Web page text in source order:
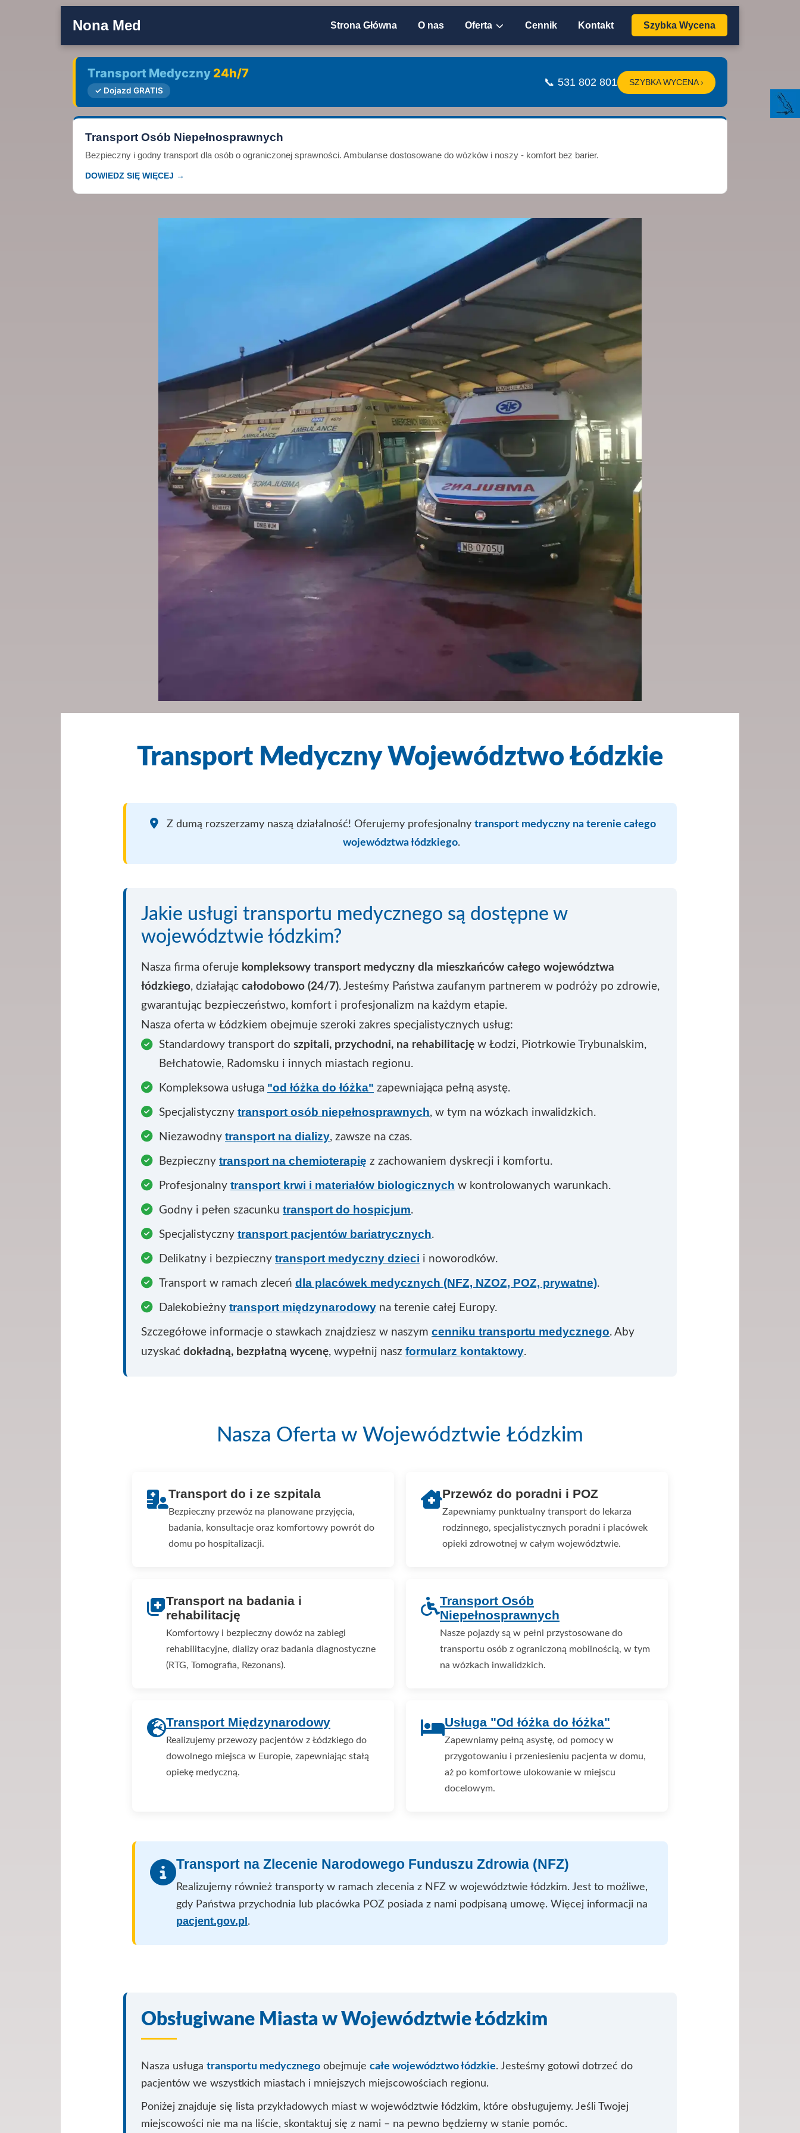
Nona Med Strona Główna O nas Oferta Cennik Kontakt Szybka Wycena
Transport Medyczny 24h/7
✓ Dojazd GRATIS
📞 531 802 801 SZYBKA WYCENA ›
Transport Osób Niepełnosprawnych
Bezpieczny i godny transport dla osób o ograniczonej sprawności. Ambulanse dostosowane do wózków i noszy - komfort bez barier.
DOWIEDZ SIĘ WIĘCEJ →
Transport Medyczny Województwo Łódzkie
Z dumą rozszerzamy naszą działalność! Oferujemy profesjonalny transport medyczny na terenie całego
województwa łódzkiego.
Jakie usługi transportu medycznego są dostępne w
województwie łódzkim?
Nasza firma oferuje kompleksowy transport medyczny dla mieszkańców całego województwa
łódzkiego, działając całodobowo (24/7). Jesteśmy Państwa zaufanym partnerem w podróży po zdrowie,
gwarantując bezpieczeństwo, komfort i profesjonalizm na każdym etapie.
Nasza oferta w Łódzkiem obejmuje szeroki zakres specjalistycznych usług:
Standardowy transport do szpitali, przychodni, na rehabilitację w Łodzi, Piotrkowie Trybunalskim,
Bełchatowie, Radomsku i innych miastach regionu.
Kompleksowa usługa "od łóżka do łóżka" zapewniająca pełną asystę.
Specjalistyczny transport osób niepełnosprawnych, w tym na wózkach inwalidzkich.
Niezawodny transport na dializy, zawsze na czas.
Bezpieczny transport na chemioterapię z zachowaniem dyskrecji i komfortu.
Profesjonalny transport krwi i materiałów biologicznych w kontrolowanych warunkach.
Godny i pełen szacunku transport do hospicjum.
Specjalistyczny transport pacjentów bariatrycznych.
Delikatny i bezpieczny transport medyczny dzieci i noworodków.
Transport w ramach zleceń dla placówek medycznych (NFZ, NZOZ, POZ, prywatne).
Dalekobieżny transport międzynarodowy na terenie całej Europy.
Szczegółowe informacje o stawkach znajdziesz w naszym cenniku transportu medycznego. Aby
uzyskać dokładną, bezpłatną wycenę, wypełnij nasz formularz kontaktowy.
Nasza Oferta w Województwie Łódzkim
Transport do i ze szpitala
Bezpieczny przewóz na planowane przyjęcia,
badania, konsultacje oraz komfortowy powrót do
domu po hospitalizacji.
Przewóz do poradni i POZ
Zapewniamy punktualny transport do lekarza
rodzinnego, specjalistycznych poradni i placówek
opieki zdrowotnej w całym województwie.
Transport na badania i
rehabilitację
Komfortowy i bezpieczny dowóz na zabiegi
rehabilitacyjne, dializy oraz badania diagnostyczne
(RTG, Tomografia, Rezonans).
Transport Osób
Niepełnosprawnych
Nasze pojazdy są w pełni przystosowane do
transportu osób z ograniczoną mobilnością, w tym
na wózkach inwalidzkich.
Transport Międzynarodowy
Realizujemy przewozy pacjentów z Łódzkiego do
dowolnego miejsca w Europie, zapewniając stałą
opiekę medyczną.
Usługa "Od łóżka do łóżka"
Zapewniamy pełną asystę, od pomocy w
przygotowaniu i przeniesieniu pacjenta w domu,
aż po komfortowe ulokowanie w miejscu
docelowym.
Transport na Zlecenie Narodowego Funduszu Zdrowia (NFZ)
Realizujemy również transporty w ramach zlecenia z NFZ w województwie łódzkim. Jest to możliwe,
gdy Państwa przychodnia lub placówka POZ posiada z nami podpisaną umowę. Więcej informacji na
pacjent.gov.pl .
Obsługiwane Miasta w Województwie Łódzkim
Nasza usługa transportu medycznego obejmuje całe województwo łódzkie. Jesteśmy gotowi dotrzeć do
pacjentów we wszystkich miastach i mniejszych miejscowościach regionu.
Poniżej znajduje się lista przykładowych miast w województwie łódzkim, które obsługujemy. Jeśli Twojej
miejscowości nie ma na liście, skontaktuj się z nami – na pewno będziemy w stanie pomóc.